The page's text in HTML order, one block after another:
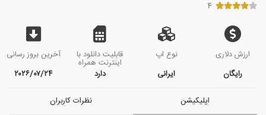
۴
ارزش دلاری
رایگان
نوع اپ
ایرانی
قابلیت دانلود با
اینترنت همراه
دارد
آخرین بروز رسانی
۲۰۲۶/۰۷/۲۴
اپلیکیشن نظرات کاربران